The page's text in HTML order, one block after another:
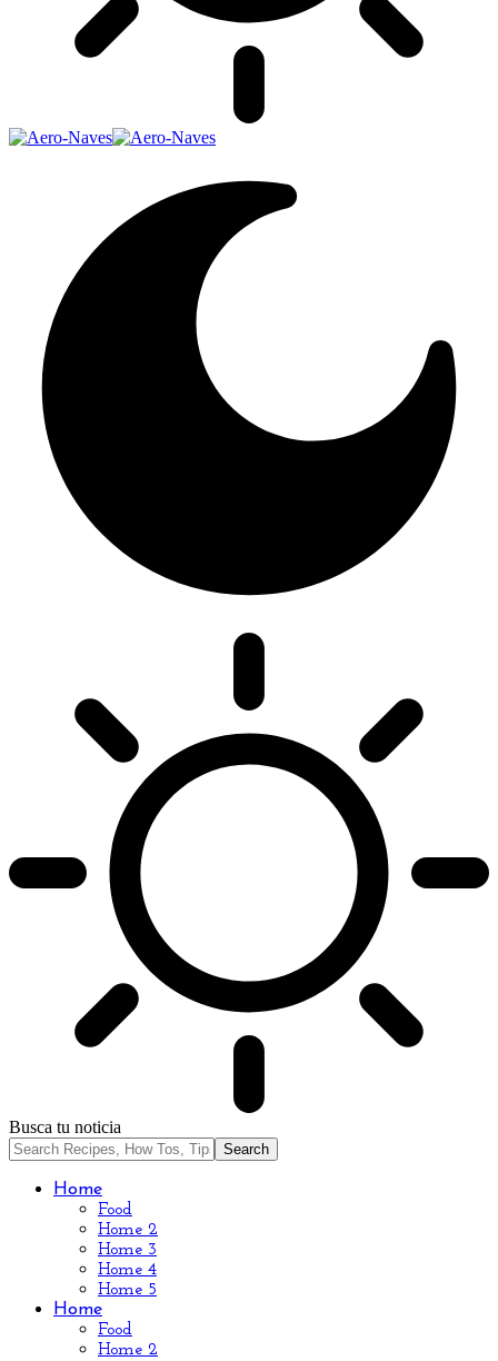
Busca tu noticia
Home
Food
Home 2
Home 3
Home 4
Home 5
Home
Food
Home 2